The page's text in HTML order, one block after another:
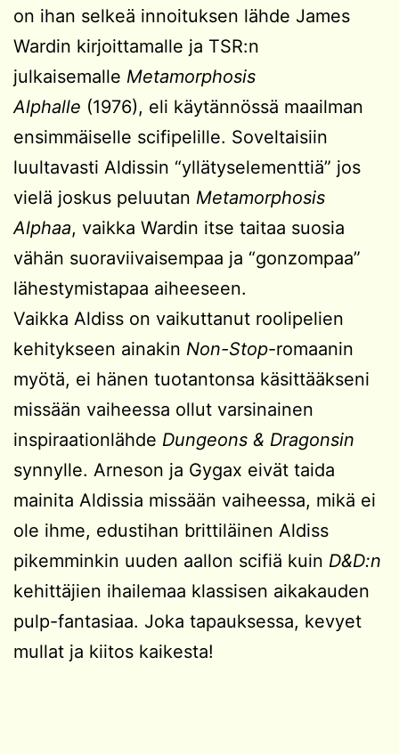
on ihan selkeä innoituksen lähde James
Wardin kirjoittamalle ja TSR:n
julkaisemalle Metamorphosis
Alphalle (1976), eli käytännössä maailman
ensimmäiselle scifipelille. Soveltaisiin
luultavasti Aldissin “yllätyselementtiä” jos
vielä joskus peluutan Metamorphosis
Alphaa, vaikka Wardin itse taitaa suosia
vähän suoraviivaisempaa ja “gonzompaa”
lähestymistapaa aiheeseen.
Vaikka Aldiss on vaikuttanut roolipelien
kehitykseen ainakin Non-Stop-romaanin
myötä, ei hänen tuotantonsa käsittääkseni
missään vaiheessa ollut varsinainen
inspiraationlähde Dungeons & Dragonsin
synnylle. Arneson ja Gygax eivät taida
mainita Aldissia missään vaiheessa, mikä ei
ole ihme, edustihan brittiläinen Aldiss
pikemminkin uuden aallon scifiä kuin D&D:n
kehittäjien ihailemaa klassisen aikakauden
pulp-fantasiaa. Joka tapauksessa, kevyet
mullat ja kiitos kaikesta!